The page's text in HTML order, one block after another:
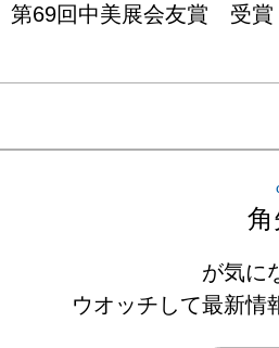
第69回中美展会友賞　受賞
角
が気に
ウオッチして最新情